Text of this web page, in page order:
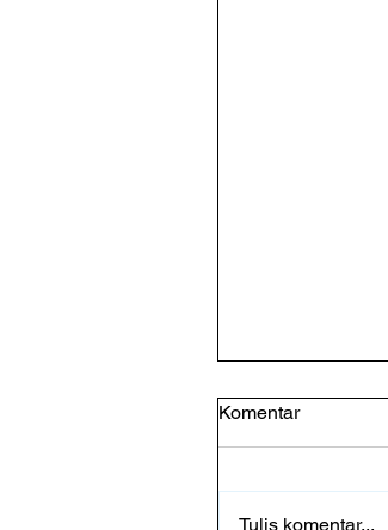
Komentar
Tulis komentar...